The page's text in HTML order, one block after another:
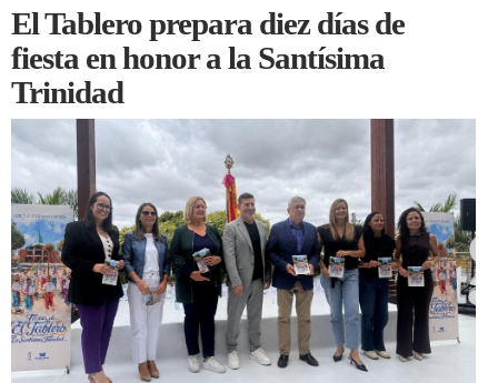
El Tablero prepara diez días de
fiesta en honor a la Santísima
Trinidad